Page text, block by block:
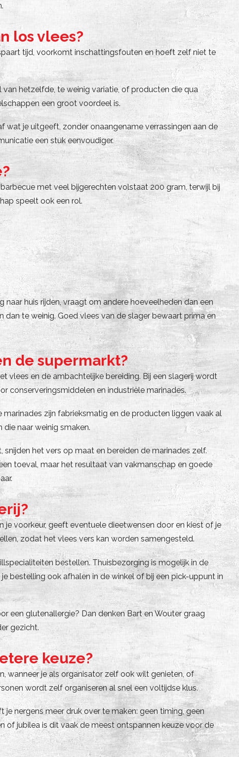
los vlees?
tijd, voorkomt inschattingsfouten en hoeft zelf niet te
hetzelfde, te weinig variatie, of producten die qua
een groot voordeel is.
wat je uitgeeft, zonder onaangename verrassingen aan de
een stuk eenvoudiger.
met veel bijgerechten volstaat 200 gram, terwijl bij
speelt ook een rol.
huis rijden, vraagt om andere hoeveelheden dan een
te weinig. Goed vlees van de slager bewaart prima en
de supermarkt?
vlees en de ambachtelijke bereiding. Bij een slagerij wordt
conserveringsmiddelen en industriële marinades.
zijn fabrieksmatig en de producten liggen vaak al
naar weinig smaken.
het vers op maat en bereiden de marinades zelf.
toeval, maar het resultaat van vakmanschap en goede
je voorkeur, geeft eventuele dieetwensen door en kiest of je
zodat het vlees vers kan worden samengesteld.
bestellen. Thuisbezorging is mogelijk in de
bestelling ook afhalen in de winkel of bij een pick-uppunt in
een glutenallergie? Dan denken Bart en Wouter graag
gezicht.
keuze?
wanneer je als organisator zelf ook wilt genieten, of
wordt zelf organiseren al snel een voltijdse klus.
nergens meer druk over te maken: geen timing, geen
of jubilea is dit vaak de meest ontspannen keuze voor de